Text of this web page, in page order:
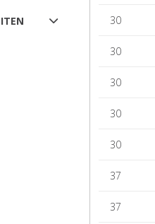
30
30
30
30
30
37
37